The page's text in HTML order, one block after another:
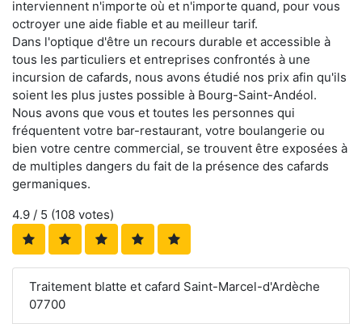
interviennent n'importe où et n'importe quand, pour vous
octroyer une aide fiable et au meilleur tarif.
Dans l'optique d'être un recours durable et accessible à
tous les particuliers et entreprises confrontés à une
incursion de cafards, nous avons étudié nos prix afin qu'ils
soient les plus justes possible à Bourg-Saint-Andéol.
Nous avons que vous et toutes les personnes qui
fréquentent votre bar-restaurant, votre boulangerie ou
bien votre centre commercial, se trouvent être exposées à
de multiples dangers du fait de la présence des cafards
germaniques.
4.9 / 5 (108 votes)
Traitement blatte et cafard Saint-Marcel-d'Ardèche
07700